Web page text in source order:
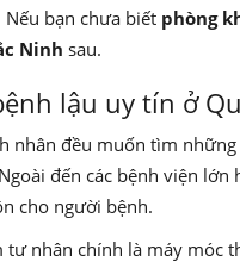
bạn chưa biết phòng
Ninh sau.
lậu uy tín ở
nhân đều muốn tìm
đến các bệnh viện
cho người bệnh.
tư nhân chính là máy móc